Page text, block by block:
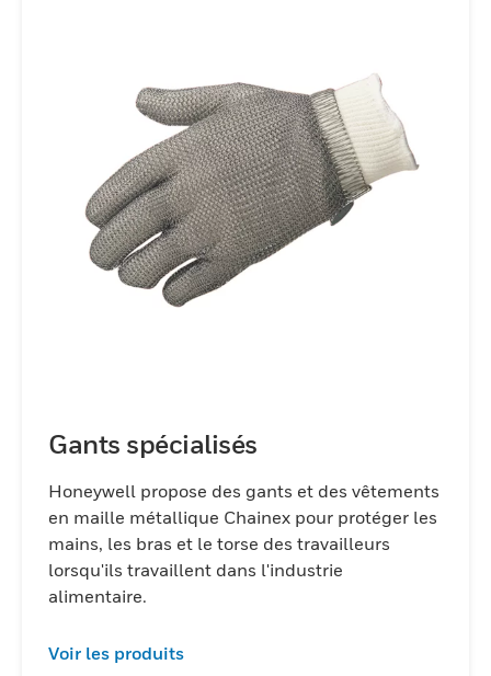
Gants spécialisés
Honeywell propose des gants et des vêtements
en maille métallique Chainex pour protéger les
mains, les bras et le torse des travailleurs
lorsqu'ils travaillent dans l'industrie
alimentaire.
Voir les produits